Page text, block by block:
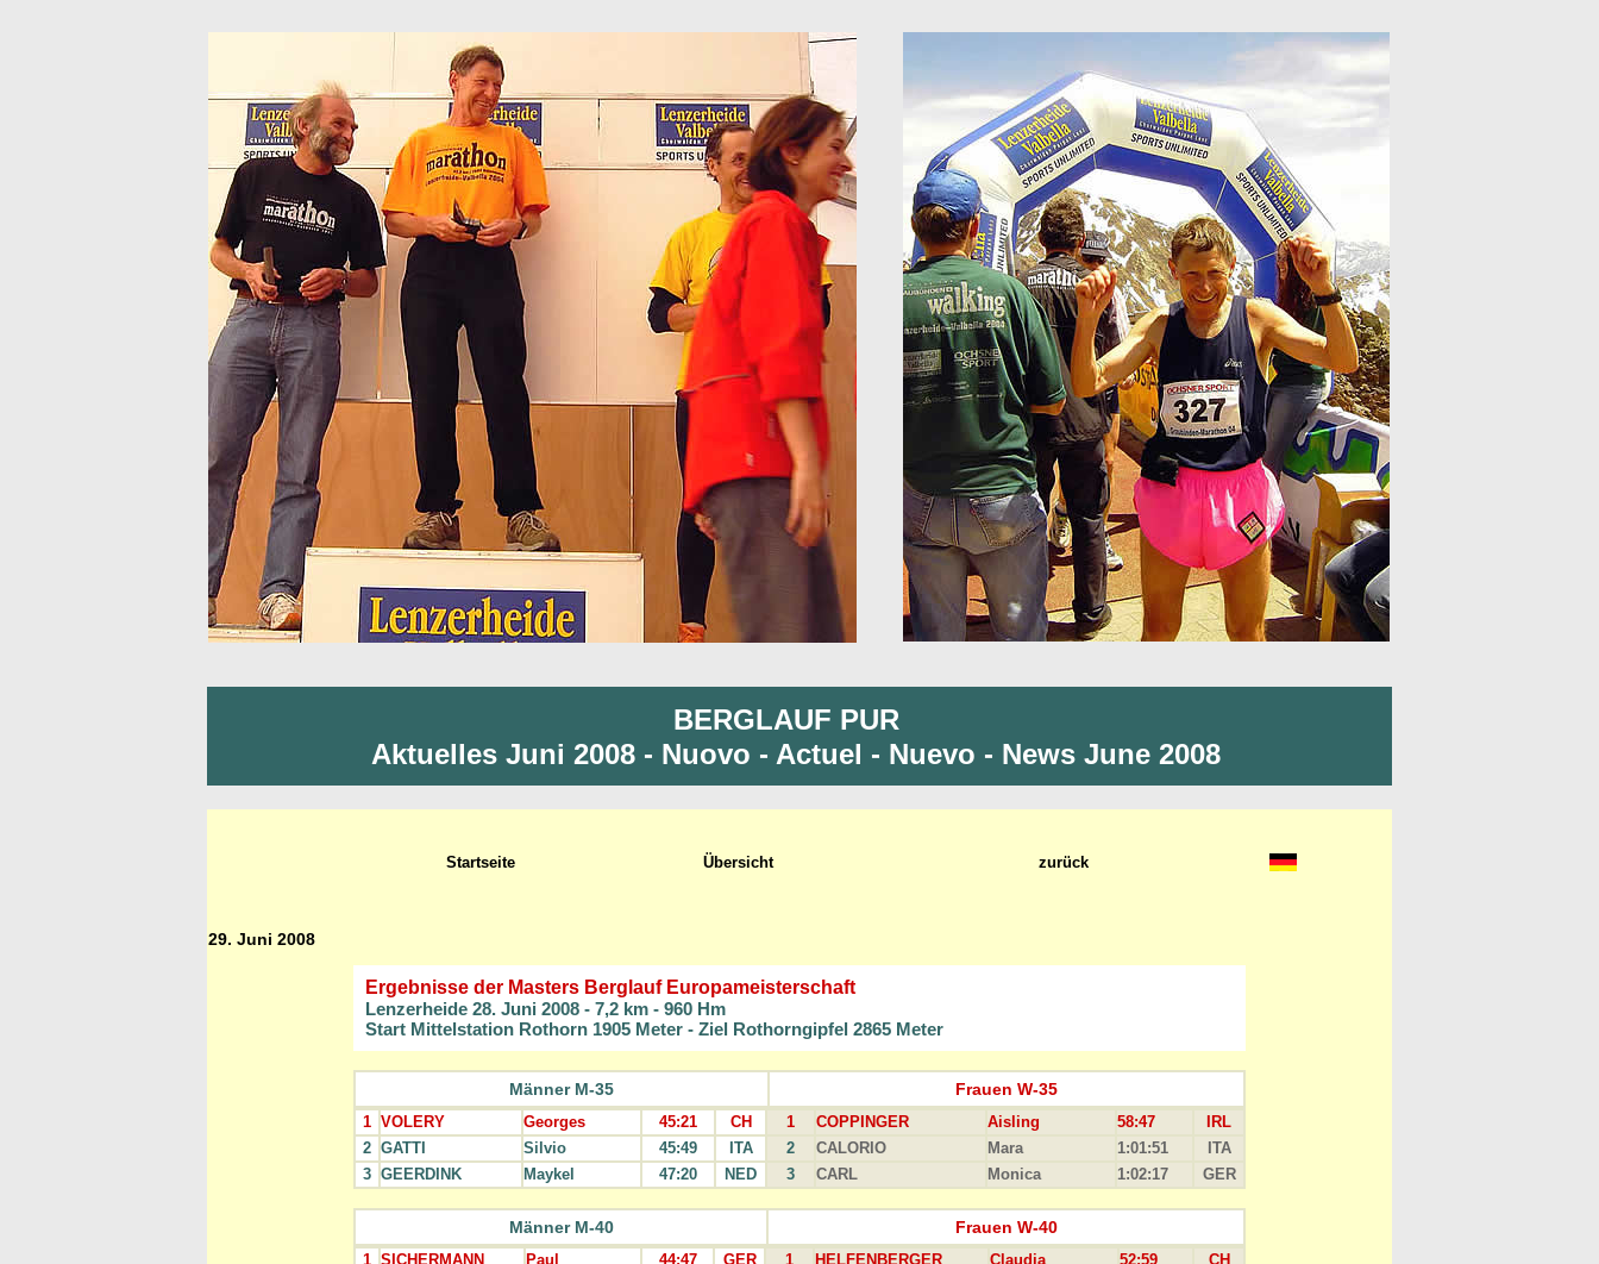
BERGLAUF PUR
Aktuelles Juni 2008 - Nuovo - Actuel - Nuevo - News June 2008
Startseite Übersicht zurück
29. Juni 2008
Ergebnisse der Masters Berglauf Europameisterschaft
Lenzerheide 28. Juni 2008 - 7,2 km - 960 Hm
Start Mittelstation Rothorn 1905 Meter - Ziel Rothorngipfel 2865 Meter
Männer M-35 Frauen W-35
1 VOLERY Georges 45:21 CH 1 COPPINGER Aisling 58:47
IRL
2 GATTI Silvio 45:49 ITA 2 CALORIO Mara 1:01:51
ITA
3 GEERDINK Maykel 47:20 NED 3 CARL Monica 1:02:17 GER
Männer M-40 Frauen W-40
1 SICHERMANN Paul 44:47 GER 1 HELFENBERGER Claudia 52:59
CH